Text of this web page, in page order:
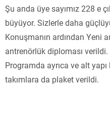
Şu anda üye sayımız 228 e
büyüyor. Sizlerle daha
Konuşmanın ardından Yeni
antrenörlük diploması verildi.
Programda ayrıca ve alt
takımlara da plaket verildi.